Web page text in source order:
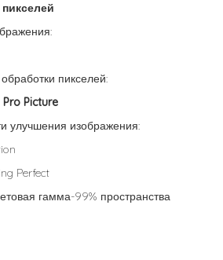
пикселей
пикселей:
Picture
улучшения изображения:
Perfect
гамма-99% пространства